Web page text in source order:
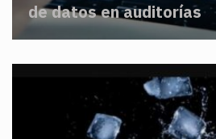
de datos en auditorías